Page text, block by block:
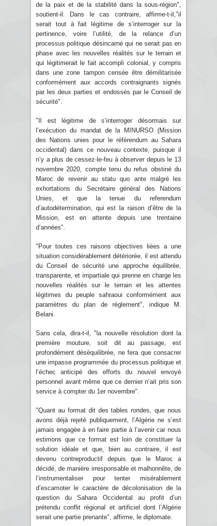
de la paix et de la stabilité dans la sous-région",
soutient-il. Dans le cas contraire, affirme-t-il,"il
serait tout à fait légitime de s’interroger sur la
pertinence, voire l’utilité, de la relance d’un
processus politique désincarné qui ne serait pas en
phase avec les nouvelles réalités sur le terrain et
qui légitimerait le fait accompli colonial, y compris
dans une zone tampon censée être démilitarisée
conformément aux accords contraignants signés
par les deux parties et endossés par le Conseil de
sécurité".
"Il est légitime de s’interroger désormais sur
l’exécution du mandat de la MINURSO (Mission
des Nations unies pour le référendum au Sahara
occidental) dans ce nouveau contexte, puisque il
n’y a plus de cessez-le-feu à observer depuis le 13
novembre 2020, compte tenu du refus obstiné du
Maroc de revenir au statu quo ante malgré les
exhortations du Secrétaire général des Nations
Unies, et que la tenue du referendum
d’autodétermination, qui est la raison d’être de la
Mission, est en attente depuis une trentaine
d’années".
"Pour toutes ces raisons objectives liées a une
situation considérablement détériorée, il est attendu
du Conseil de sécurité une approche équilibrée,
transparente, et impartiale qui prenne en charge les
nouvelles réalités sur le terrain et les attentes
légitimes du peuple sahraoui conformément aux
paramètres du plan de règlement", indique M.
Belani.
Sans cela, dira-t-il, "la nouvelle résolution dont la
première mouture, soit dit au passage, est
profondément déséquilibrée, ne fera que consacrer
une impasse programmée du processus politique et
l’échec anticipé des efforts du nouvel envoyé
personnel avant même que ce dernier n’ait pris son
service à compter du 1er novembre".
"Quant au format dit des tables rondes, que nous
avons déjà rejeté publiquement, l’Algérie ne s’est
jamais engagée à en faire partie à l’avenir car nous
estimons que ce format est loin de constituer la
solution idéale et que, bien au contraire, il est
devenu contreproductif depuis que le Maroc a
décidé, de manière irresponsable et malhonnête, de
l’instrumentaliser pour tenter misérablement
d’escamoter le caractère de décolonisation de la
question du Sahara Occidental au profit d’un
prétendu conflit régional et artificiel dont l’Algérie
serait une partie prenante", affirme, le diplomate.